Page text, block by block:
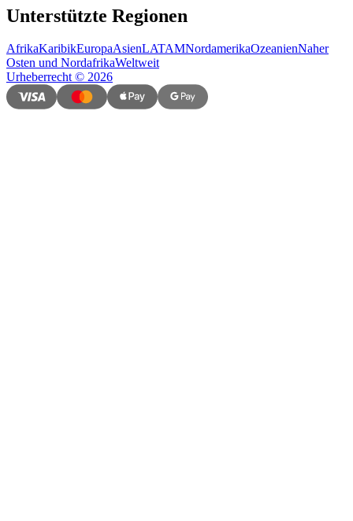
Unterstützte Regionen
AfrikaKaribikEuropaAsienLATAMNordamerikaOzeanienNaher
Osten und NordafrikaWeltweit
Urheberrecht© 2026